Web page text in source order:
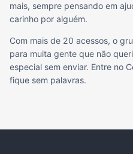
mais, sempre pensando em
carinho por alguém.
Com mais de 20 acessos, o
para muita gente que não
especial sem enviar. Entre no
fique sem palavras.